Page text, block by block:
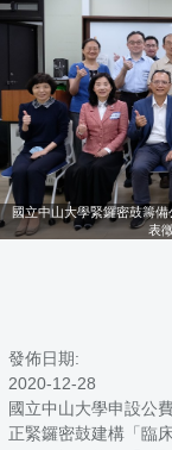
國立中山大學緊鑼密鼓籌
表
發佈日期:
2020-12-28
國立中山大學申設公
正緊鑼密鼓建構「臨